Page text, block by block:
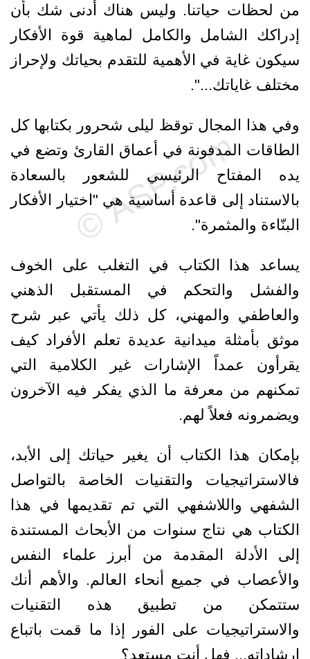
من لحظات حياتنا. وليس هناك أدنى شك بأن
إدراكك الشامل والكامل لماهية قوة الأفكار
سيكون غاية في الأهمية للتقدم بحياتك ولإحراز
مختلف غاياتك...".
وفي هذا المجال توقظ ليلى شحرور بكتابها كل
الطاقات المدفونة في أعماق القارئ وتضع في
يده المفتاح الرئيسي للشعور بالسعادة
بالاستناد إلى قاعدة أساسية هي "اختيار الأفكار
البنّاءة والمثمرة".
يساعد هذا الكتاب في التغلب على الخوف
والفشل والتحكم في المستقبل الذهني
والعاطفي والمهني، كل ذلك يأتي عبر شرح
موثق بأمثلة ميدانية عديدة تعلم الأفراد كيف
يقرأون عمداً الإشارات غير الكلامية التي
تمكنهم من معرفة ما الذي يفكر فيه الآخرون
ويضمرونه فعلاً لهم.
بإمكان هذا الكتاب أن يغير حياتك إلى الأبد،
فالاستراتيجيات والتقنيات الخاصة بالتواصل
الشفهي واللاشفهي التي تم تقديمها في هذا
الكتاب هي نتاج سنوات من الأبحاث المستندة
إلى الأدلة المقدمة من أبرز علماء النفس
والأعصاب في جميع أنحاء العالم. والأهم أنك
ستتمكن من تطبيق هذه التقنيات
والاستراتيجيات على الفور إذا ما قمت باتباع
إرشاداته... فهل أنت مستعد؟